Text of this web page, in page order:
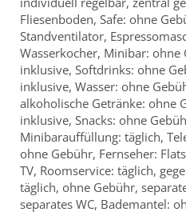
Fliesenboden, Safe: ohne
Standventilator,
Wasserkocher, Minibar: ohne
inklusive, Softdrinks: ohne
inklusive, Wasser: ohne
alkoholische Getränke: ohne
inklusive, Snacks: ohne
Minibarauffüllung: täglich,
ohne Gebühr, Fernseher:
TV, Roomservice: täglich,
täglich, ohne Gebühr,
separates WC, Bademantel: